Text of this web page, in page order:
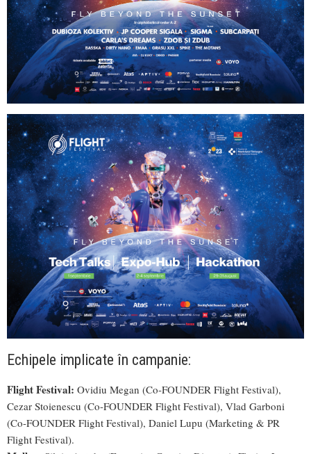
Echipele implicate în campanie:
Flight Festival: Ovidiu Megan (Co-FOUNDER Flight Festival),
Cezar Stoienescu (Co-FOUNDER Flight Festival), Vlad Garboni
(Co-FOUNDER Flight Festival), Daniel Lupu (Marketing & PR
Flight Festival).